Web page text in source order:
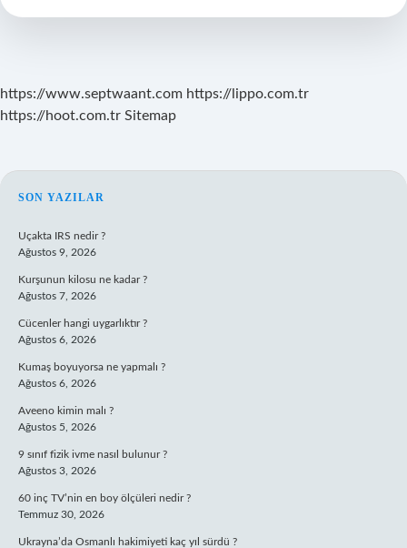
https://www.septwaant.com https://lippo.com.tr
https://hoot.com.tr Sitemap
SIDEBAR
SON YAZILAR
Uçakta IRS nedir ?
Ağustos 9, 2026
Kurşunun kilosu ne kadar ?
Ağustos 7, 2026
Cücenler hangi uygarlıktır ?
Ağustos 6, 2026
Kumaş boyuyorsa ne yapmalı ?
Ağustos 6, 2026
Aveeno kimin malı ?
Ağustos 5, 2026
9 sınıf fizik ivme nasıl bulunur ?
Ağustos 3, 2026
60 inç TV’nin en boy ölçüleri nedir ?
Temmuz 30, 2026
Ukrayna’da Osmanlı hakimiyeti kaç yıl sürdü ?